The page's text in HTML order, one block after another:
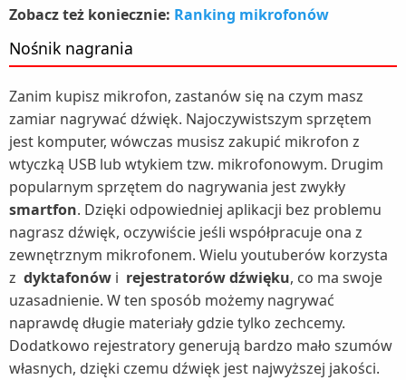
Zobacz też koniecznie: Ranking mikrofonów
Nośnik nagrania
Zanim kupisz mikrofon, zastanów się na czym masz
zamiar nagrywać dźwięk. Najoczywistszym sprzętem
jest komputer, wówczas musisz zakupić mikrofon z
wtyczką USB lub wtykiem tzw. mikrofonowym. Drugim
popularnym sprzętem do nagrywania jest zwykły
smartfon. Dzięki odpowiedniej aplikacji bez problemu
nagrasz dźwięk, oczywiście jeśli współpracuje ona z
zewnętrznym mikrofonem. Wielu youtuberów korzysta
z dyktafonów i rejestratorów dźwięku, co ma swoje
uzasadnienie. W ten sposób możemy nagrywać
naprawdę długie materiały gdzie tylko zechcemy.
Dodatkowo rejestratory generują bardzo mało szumów
własnych, dzięki czemu dźwięk jest najwyższej jakości.